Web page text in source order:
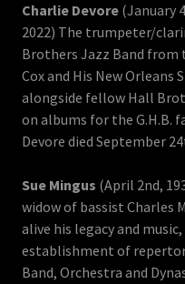
Charlie Devore (January
2022) The trumpeter/
Brothers Jazz Band from
Cox and His New Orleans
alongside fellow Hall
on albums for the G.H.B.
Devore died September
Sue Mingus (April 2nd,
widow of bassist Charles
alive his legacy and
establishment of
Band, Orchestra and